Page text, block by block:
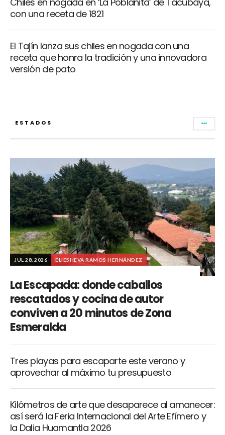
con una receta de 1821
El Tajín lanza sus chiles en nogada con una
receta que honra la tradición y una innovadora
versión de pato
ESTADOS
JUL 28, 2026 ELIESHEVA RAMOS HERNÁNDEZ
La Escapada: donde caballos
rescatados y cocina de autor
conviven a 20 minutos de Zona
Esmeralda
Tres playas para escaparte este verano y
aprovechar al máximo tu presupuesto
Kilómetros de arte que desaparece al amanecer:
así será la Feria Internacional del Arte Efímero y
la Dalia Huamantla 2026